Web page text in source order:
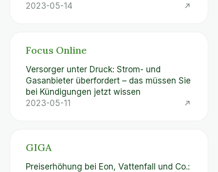
2023-05-14
Focus Online
Versorger unter Druck: Strom- und
Gasanbieter überfordert – das müssen Sie
bei Kündigungen jetzt wissen
2023-05-11
GIGA
Preiserhöhung bei Eon, Vattenfall und Co.: